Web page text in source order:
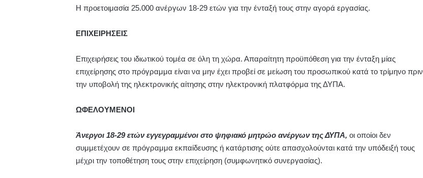
Η προετοιμασία 25.000 ανέργων 18-29 ετών για την ένταξή τους στην αγορά εργασίας.
ΕΠΙΧΕΙΡΗΣΕΙΣ
Επιχειρήσεις του ιδιωτικού τομέα σε όλη τη χώρα. Απαραίτητη προϋπόθεση για την ένταξη μίας
επιχείρησης στο πρόγραμμα είναι να μην έχει προβεί σε μείωση του προσωπικού κατά το τρίμηνο πριν
την υποβολή της ηλεκτρονικής αίτησης στην ηλεκτρονική πλατφόρμα της ΔΥΠΑ.
ΩΦΕΛΟΥΜΕΝΟΙ
Άνεργοι 18-29 ετών εγγεγραμμένοι στο ψηφιακό μητρώο ανέργων της ΔΥΠΑ, οι οποίοι δεν
συμμετέχουν σε πρόγραμμα εκπαίδευσης ή κατάρτισης ούτε απασχολούνται κατά την υπόδειξή τους
μέχρι την τοποθέτηση τους στην επιχείρηση (συμφωνητικό συνεργασίας).